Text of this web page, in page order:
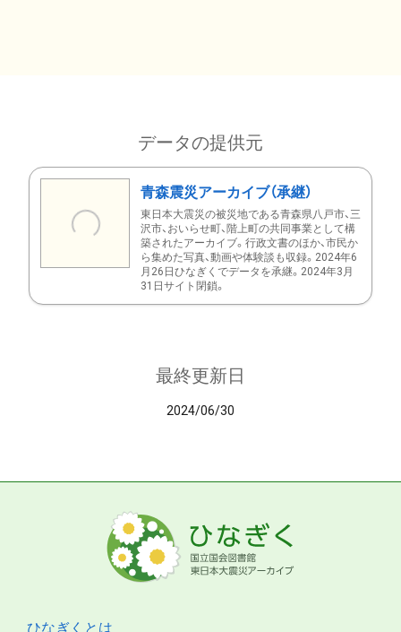
データの提供元
青森震災アーカイブ（承継）
東日本大震災の被災地である青森県八戸市、三
沢市、おいらせ町、階上町の共同事業として構
築されたアーカイブ。行政文書のほか、市民か
ら集めた写真、動画や体験談も収録。2024年6
月26日ひなぎくでデータを承継。2024年3月
31日サイト閉鎖。
最終更新日
2024/06/30
ひなぎくとは